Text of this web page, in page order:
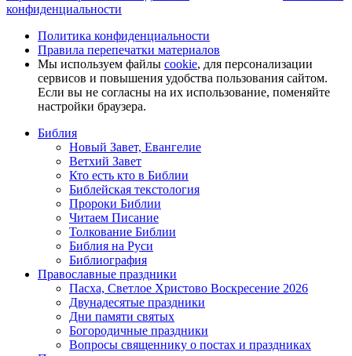
конфиденциальности
Политика конфиденциальности
Правила перепечатки материалов
Мы используем файлы cookie, для персонализации
сервисов и повышения удобства пользования сайтом.
Если вы не согласны на их использование, поменяйте
настройки браузера.
Библия
Новый Завет, Евангелие
Ветхий Завет
Кто есть кто в Библии
Библейская текстология
Пророки Библии
Читаем Писание
Толкование Библии
Библия на Руси
Библиография
Православные праздники
Пасха, Светлое Христово Воскресение 2026
Двунадесятые праздники
Дни памяти святых
Богородичные праздники
Вопросы священнику о постах и праздниках